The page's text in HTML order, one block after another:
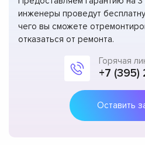
инженеры проведут
чего вы сможете
отказаться от ремонта.
Горячая
+7